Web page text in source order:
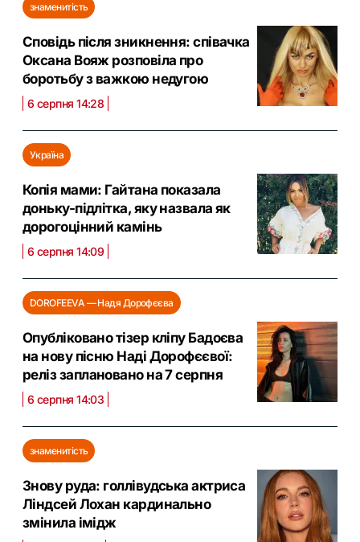
знаменитість
Сповідь після зникнення: співачка
Оксана Вояж розповіла про
боротьбу з важкою недугою
6 серпня 14:28
Україна
Копія мами: Гайтана показала
доньку-підлітка, яку назвала як
дорогоцінний камінь
6 серпня 14:09
DOROFEEVA — Надя Дорофєєва
Опубліковано тізер кліпу Бадоєва
на нову пісню Наді Дорофєєвої:
реліз заплановано на 7 серпня
6 серпня 14:03
знаменитість
Знову руда: голлівудська актриса
Ліндсей Лохан кардинально
змінила імідж